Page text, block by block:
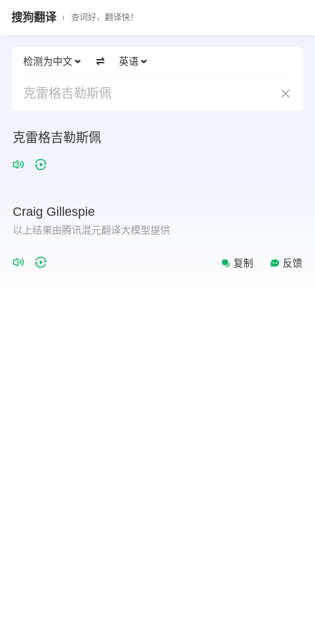
搜狗翻译 查词好，翻译快！
检测为中文 英语
克雷格吉勒斯佩
克雷格吉勒斯佩
Craig Gillespie
以上结果由腾讯混元翻译大模型提供
复制 反馈